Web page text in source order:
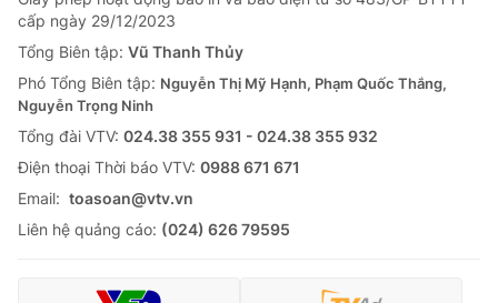
cấp ngày 29/12/2023
Tổng Biên tập: Vũ Thanh Thủy
Phó Tổng Biên tập: Nguyễn Thị Mỹ Hạnh, Phạm Quốc Thắng,
Nguyễn Trọng Ninh
Tổng đài VTV: 024.38 355 931 - 024.38 355 932
Ðiện thoại Thời báo VTV: 0988 671 671
Email: toasoan@vtv.vn
Liên hệ quảng cáo: (024) 626 79595